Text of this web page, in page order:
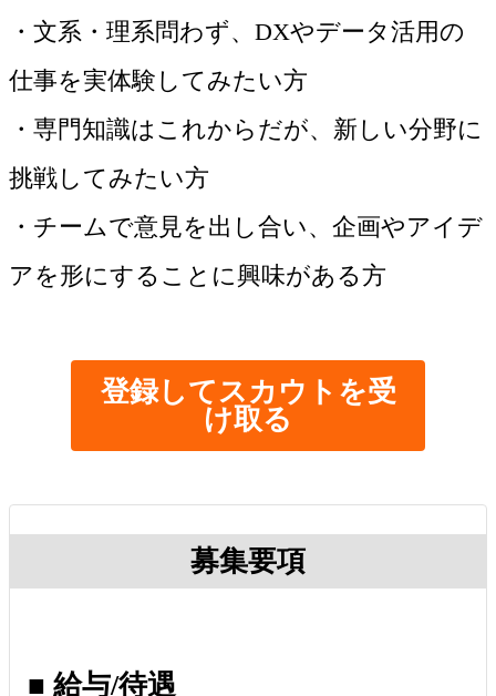
・文系・理系問わず、DXやデータ活用の
仕事を実体験してみたい方
・専門知識はこれからだが、新しい分野に
挑戦してみたい方
・チームで意見を出し合い、企画やアイデ
アを形にすることに興味がある方
登録してスカウトを受
け取る
募集要項
■ 給与/待遇